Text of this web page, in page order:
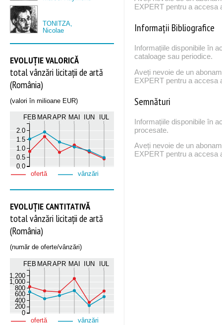
TONITZA,
Nicolae
EVOLUȚIE VALORICĂ
total vânzări licitații de artă
(România)
(valori în milioane EUR)
FEB MARAPR MAI IUN IUL
0.0
0.5
1.0
1.5
2.0
ofertă vânzări
EVOLUȚIE CANTITATIVĂ
total vânzări licitații de artă
(România)
(număr de oferte/vânzări)
FEB MARAPR MAI IUN IUL
0
200
400
600
800
1,000
1,200
ofertă vânzări
EXPERT pentru a accesa
Informații Bibliografice
Informațiile disponibile în
cataloage sau periodice.
Aveți nevoie de un
EXPERT pentru a accesa
Semnături
Informațiile disponibile în
procesate.
Aveți nevoie de un
EXPERT pentru a accesa